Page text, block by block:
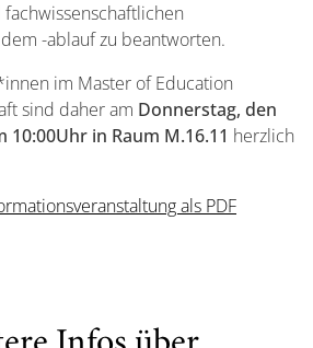
-ablauf zu beantworten.
im Master of Education
sind daher am Donnerstag, den
10:00Uhr in Raum M.16.11 herzlich
als PDF